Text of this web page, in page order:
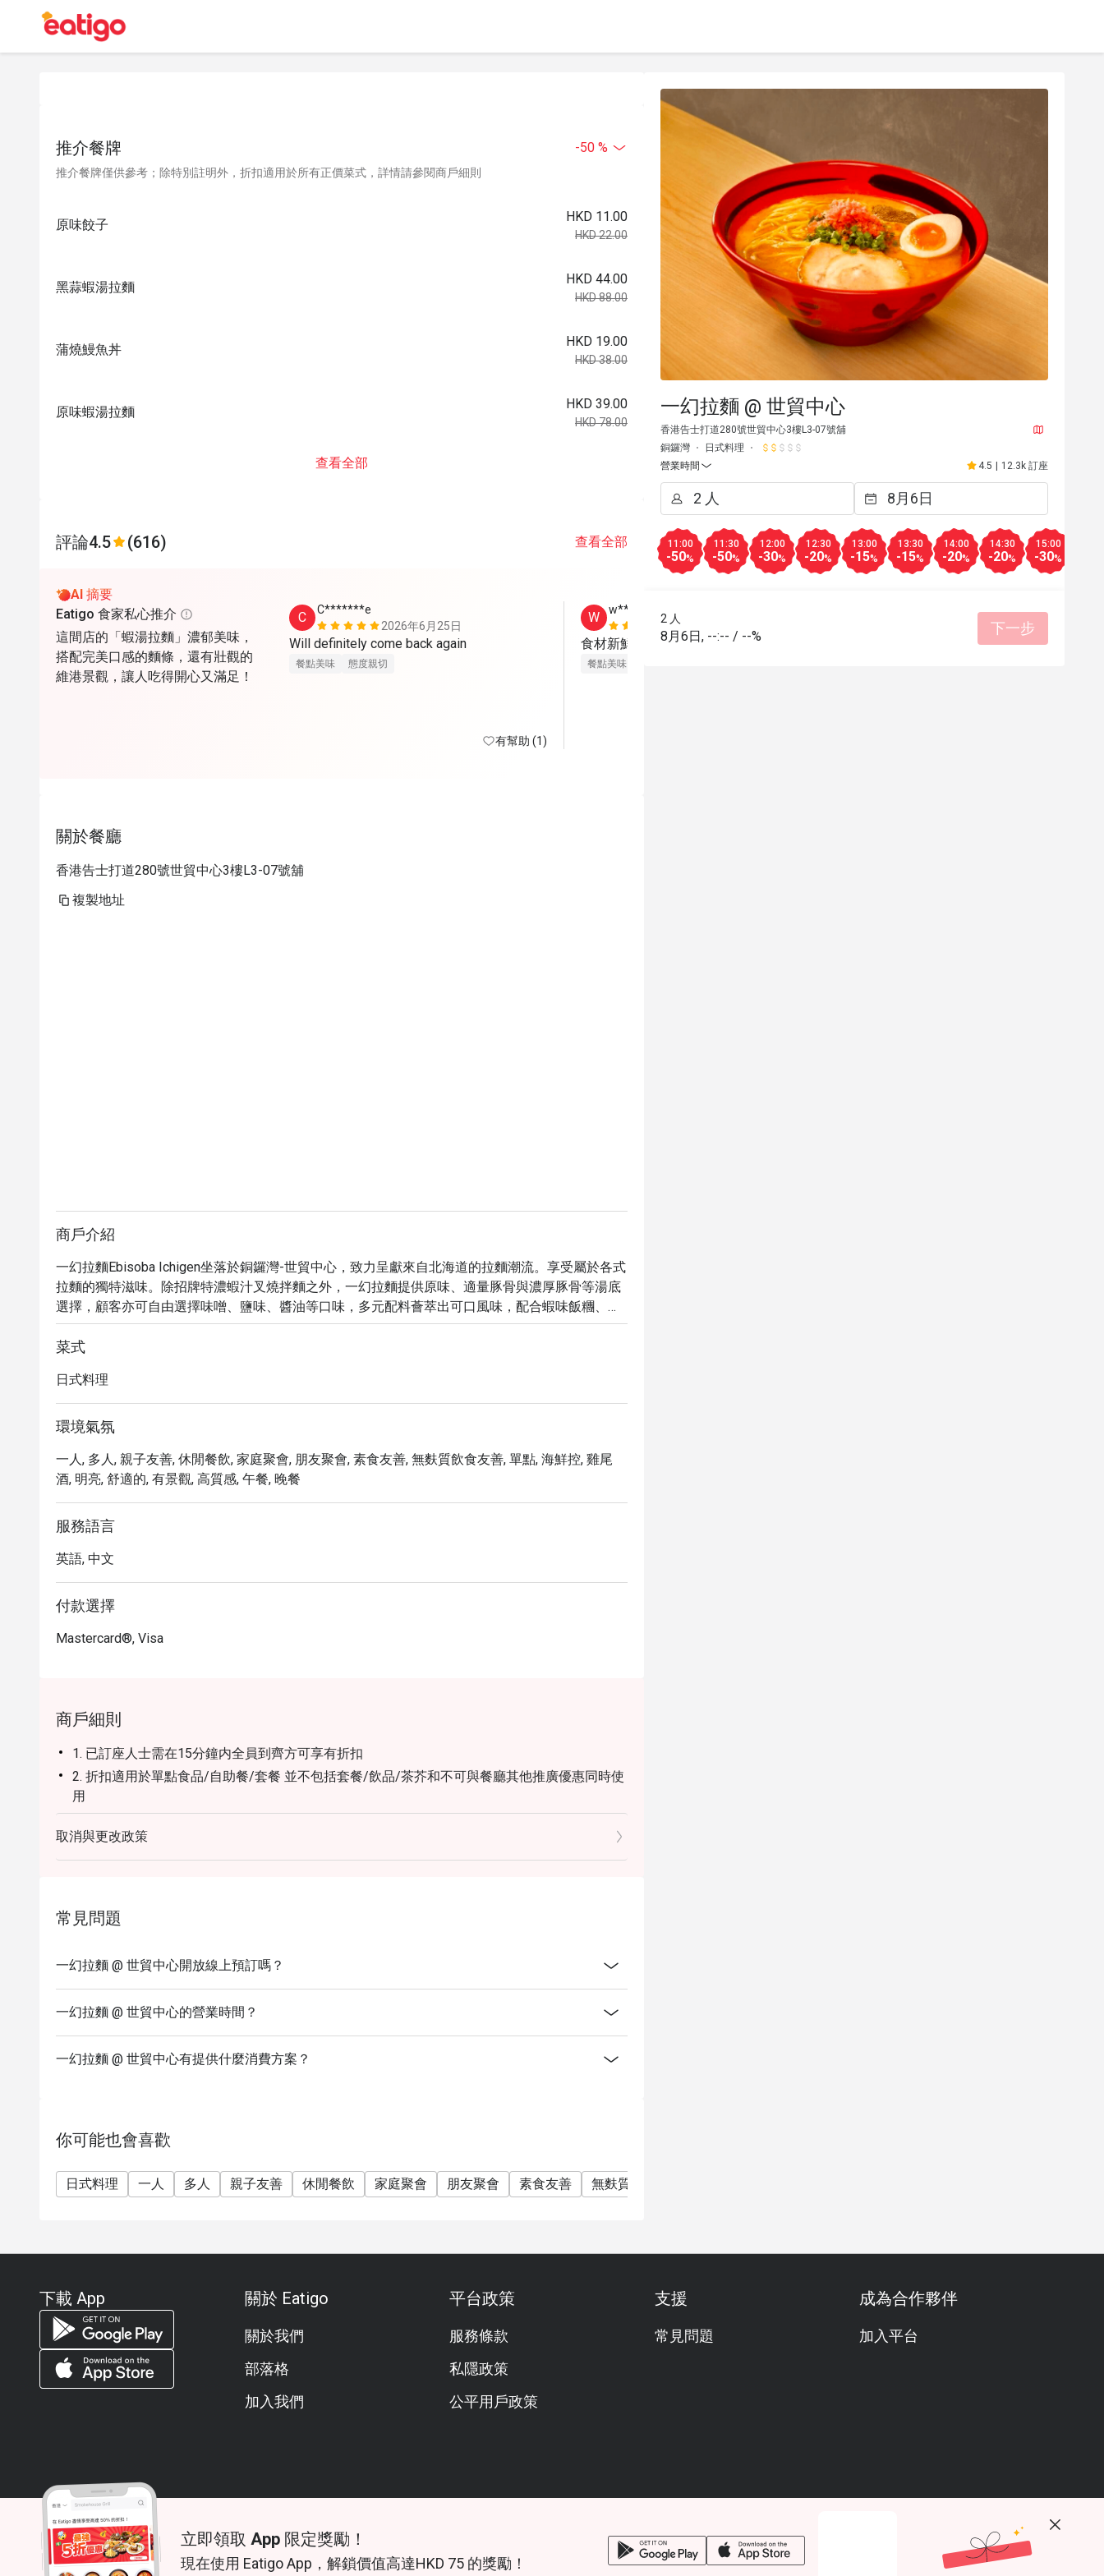
推介餐牌 -50 %
推介餐牌僅供參考；除特別註明外，折扣適用於所有正價菜式，詳情請參閱商戶細則
原味餃子
HKD 11.00
HKD 22.00
黑蒜蝦湯拉麵
HKD 44.00
HKD 88.00
蒲燒鰻魚丼
HKD 19.00
HKD 38.00
原味蝦湯拉麵
HKD 39.00
HKD 78.00
查看全部
評論4.5 (616) 查看全部
AI 摘要
Eatigo 食家私心推介
這間店的「蝦湯拉麵」濃郁美味，
搭配完美口感的麵條，還有壯觀的
維港景觀，讓人吃得開心又滿足！
C
C*******e
2026年6月25日
餐點美味 態度親切
有幫助 (1)
W
w****e
2026年4月26日
食材新鮮，用心製作，服務殷勤。
餐點美味
2026年3月11日
蝦湯麵同蝦汁拌麵好味
關於餐廳
香港告士打道280號世貿中心3樓L3-07號舖
複製地址
商戶介紹
一幻拉麵Ebisoba Ichigen坐落於銅鑼灣-世貿中心，致力呈獻來自北海道的拉麵潮流。享受屬於各式
拉麵的獨特滋味。除招牌特濃蝦汁叉燒拌麵之外，一幻拉麵提供原味、適量豚骨與濃厚豚骨等湯底
選擇，顧客亦可自由選擇味噌、鹽味、醬油等口味，多元配料薈萃出可口風味，配合蝦味飯糰、日
式米白飯與叉燒飯等選擇，創造無比豐富的層次口感。
菜式
日式料理
環境氣氛
一人, 多人, 親子友善, 休閒餐飲, 家庭聚會, 朋友聚會, 素食友善, 無麩質飲食友善, 單點, 海鮮控, 雞尾
酒, 明亮, 舒適的, 有景觀, 高質感, 午餐, 晚餐
服務語言
英語, 中文
付款選擇
Mastercard®, Visa
商戶細則
1. 已訂座人士需在15分鐘内全員到齊方可享有折扣
2. 折扣適用於單點食品/自助餐/套餐 並不包括套餐/飲品/茶芥和不可與餐廳其他推廣優惠同時使
用
3. 此優惠只限堂食 不適用於外賣服務或特別推廣優惠
4. 此優惠不可兌換現金或其他產品 不可轉售或贈子他人使 用
5. 加一服務費以原價計算
7. 特別需求及坐位安排均視乎實際情況而定
9. 如訂座須使用優惠券 必須於入座前通知及出示訂座頁面以供同事記錄及認證
11. 每位客人最低消費 ：折扣前及連正價加一服務費滿$80
13. 用餐時間: 60分鐘
取消與更改政策
常見問題
一幻拉麵 @ 世貿中心開放線上預訂嗎？
一幻拉麵 @ 世貿中心的營業時間？
一幻拉麵 @ 世貿中心有提供什麼消費方案？
你可能也會喜歡
日式料理 一人 多人 親子友善 休閒餐飲 家庭聚會 朋友聚會 素食友善 無麩質飲食友善
一幻拉麵 @ 世貿中心
香港告士打道280號世貿中心3樓L3-07號舖
銅鑼灣
日式料理
營業時間
4.5 12.3k 訂座
11:00
-50%
11:30
-50%
12:00
-30%
12:30
-20%
13:00
-15%
13:30
-15%
14:00
-20%
14:30
-20%
15:00
-30%
2 人
8月6日 , --:-- / --% 下一步
下載 App 關於 Eatigo
關於我們
部落格
加入我們
平台政策
服務條款
私隱政策
公平用戶政策
支援
常見問題
成為合作夥伴
加入平台
© 2026 Zoek. All rights reserved.
立即領取 App 限定獎勵！
現在使用 Eatigo App，解鎖價值高達HKD 75 的獎勵！